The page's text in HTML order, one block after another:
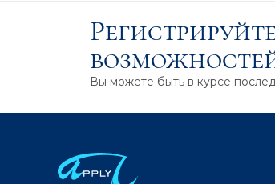
Вы можете быть в курсе